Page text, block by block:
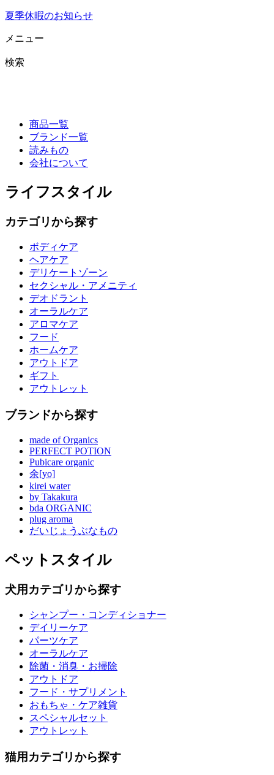
夏季休暇のお知らせ
メニュー
検索
商品一覧
ブランド一覧
読みもの
会社について
ライフスタイル
カテゴリから探す
ボディケア
ヘアケア
デリケートゾーン
セクシャル・アメニティ
デオドラント
オーラルケア
アロマケア
フード
ホームケア
アウトドア
ギフト
アウトレット
ブランドから探す
made of Organics
PERFECT POTION
Pubicare organic
余[yo]
kirei water
by Takakura
bda ORGANIC
plug aroma
だいじょうぶなもの
ペットスタイル
犬用カテゴリから探す
シャンプー・コンディショナー
デイリーケア
パーツケア
オーラルケア
除菌・消臭・お掃除
アウトドア
フード・サプリメント
おもちゃ・ケア雑貨
スペシャルセット
アウトレット
猫用カテゴリから探す